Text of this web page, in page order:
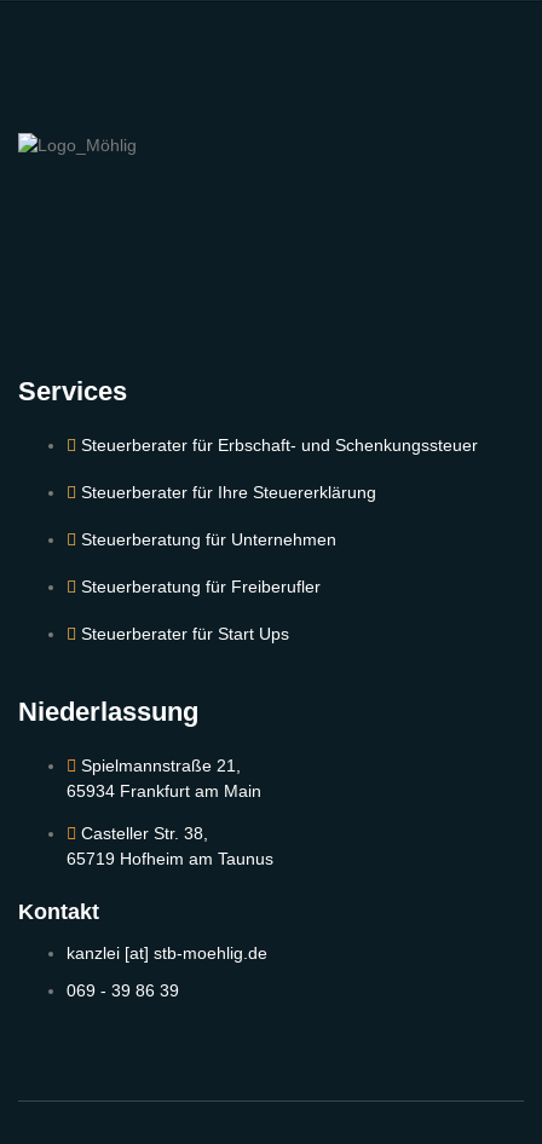
Services
Steuerberater für Erbschaft- und Schenkungssteuer
Steuerberater für Ihre Steuererklärung
Steuerberatung für Unternehmen
Steuerberatung für Freiberufler
Steuerberater für Start Ups
Niederlassung
Spielmannstraße 21,
65934 Frankfurt am Main
Casteller Str. 38,
65719 Hofheim am Taunus
Kontakt
kanzlei [at] stb-moehlig.de
069 - 39 86 39